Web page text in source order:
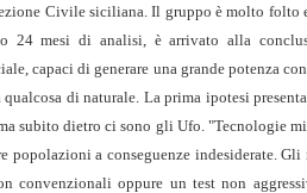
Civile siciliana. Il gruppo è molto folto
24 mesi di analisi, è arrivato alla
capaci di generare una grande potenza
di naturale. La prima ipotesi
subito dietro ci sono gli Ufo. "Tecnologie
popolazioni a conseguenze indesiderate.
convenzionali oppure un test non